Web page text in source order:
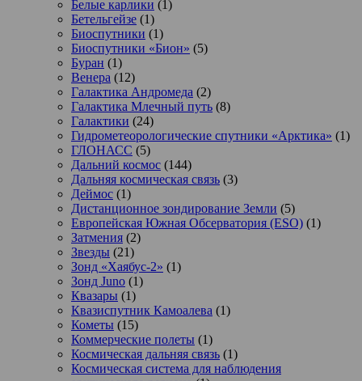
Белые карлики (1)
Бетельгейзе (1)
Биоспутники (1)
Биоспутники «Бион» (5)
Буран (1)
Венера (12)
Галактика Андромеда (2)
Галактика Млечный путь (8)
Галактики (24)
Гидрометеорологические спутники «Арктика» (1)
ГЛОНАСС (5)
Дальний космос (144)
Дальняя космическая связь (3)
Деймос (1)
Дистанционное зондирование Земли (5)
Европейская Южная Обсерватория (ESO) (1)
Затмения (2)
Звезды (21)
Зонд «Хаябус-2» (1)
Зонд Juno (1)
Квазары (1)
Квазиспутник Камоалева (1)
Кометы (15)
Коммерческие полеты (1)
Космическая дальняя связь (1)
Космическая система для наблюдения